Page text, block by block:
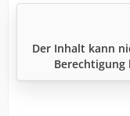
Der Inhalt kann
Berechtigung